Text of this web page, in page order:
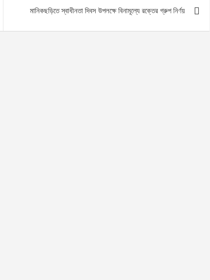
মানিকছড়িতে স্বাধীনতা দিবস উপলক্ষে বিনামূল্যে রক্তের গ্রুপ নির্ণয়